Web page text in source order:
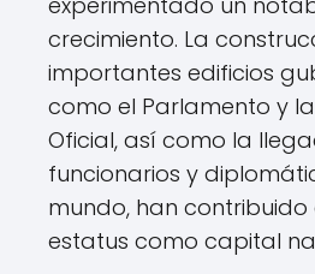
crecimiento. La
importantes edificios
como el Parlamento y
Oficial, así como la
funcionarios y
mundo, han
estatus como capital